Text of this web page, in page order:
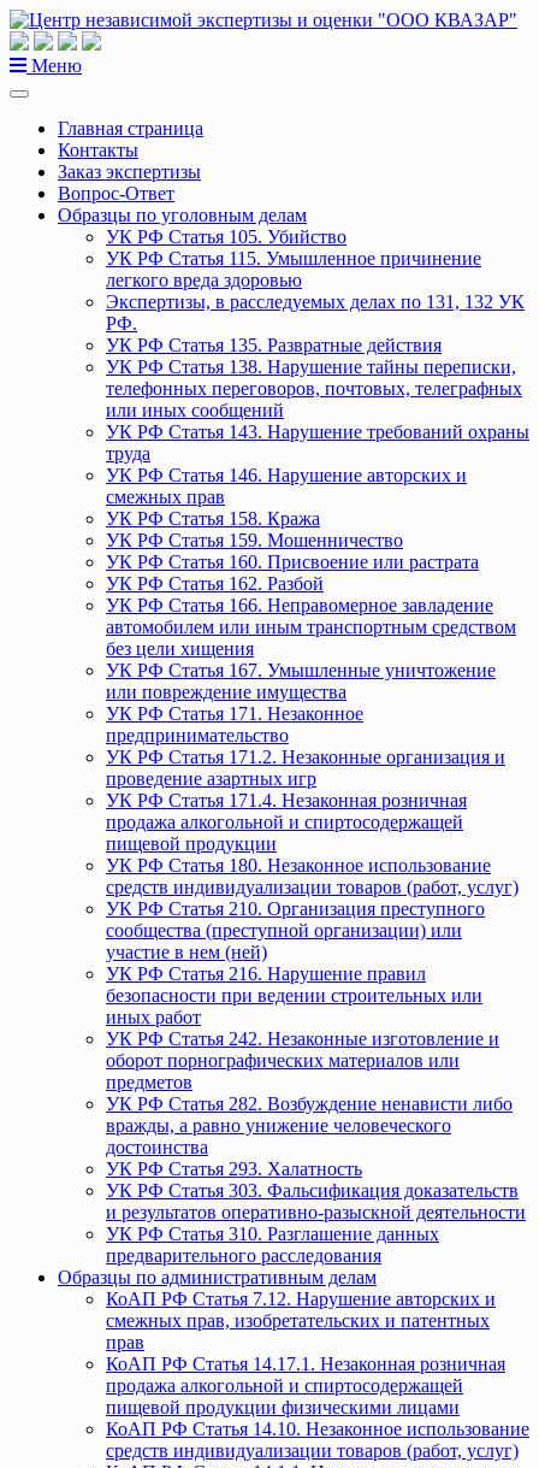
Перейти
к
содержанию
Меню
Главная страница
Контакты
Заказ экспертизы
Вопрос-Ответ
Образцы по уголовным делам
УК РФ Статья 105. Убийство
УК РФ Статья 115. Умышленное причинение
легкого вреда здоровью
Экспертизы, в расследуемых делах по 131, 132 УК
РФ.
УК РФ Статья 135. Развратные действия
УК РФ Статья 138. Нарушение тайны переписки,
телефонных переговоров, почтовых, телеграфных
или иных сообщений
УК РФ Статья 143. Нарушение требований охраны
труда
УК РФ Статья 146. Нарушение авторских и
смежных прав
УК РФ Статья 158. Кража
УК РФ Статья 159. Мошенничество
УК РФ Статья 160. Присвоение или растрата
УК РФ Статья 162. Разбой
УК РФ Статья 166. Неправомерное завладение
автомобилем или иным транспортным средством
без цели хищения
УК РФ Статья 167. Умышленные уничтожение
или повреждение имущества
УК РФ Статья 171. Незаконное
предпринимательство
УК РФ Статья 171.2. Незаконные организация и
проведение азартных игр
УК РФ Статья 171.4. Незаконная розничная
продажа алкогольной и спиртосодержащей
пищевой продукции
УК РФ Статья 180. Незаконное использование
средств индивидуализации товаров (работ, услуг)
УК РФ Статья 210. Организация преступного
сообщества (преступной организации) или
участие в нем (ней)
УК РФ Статья 216. Нарушение правил
безопасности при ведении строительных или
иных работ
УК РФ Статья 242. Незаконные изготовление и
оборот порнографических материалов или
предметов
УК РФ Статья 282. Возбуждение ненависти либо
вражды, а равно унижение человеческого
достоинства
УК РФ Статья 293. Халатность
УК РФ Статья 303. Фальсификация доказательств
и результатов оперативно-разыскной деятельности
УК РФ Статья 310. Разглашение данных
предварительного расследования
Образцы по административным делам
КоАП РФ Статья 7.12. Нарушение авторских и
смежных прав, изобретательских и патентных
прав
КоАП РФ Статья 14.17.1. Незаконная розничная
продажа алкогольной и спиртосодержащей
пищевой продукции физическими лицами
КоАП РФ Статья 14.10. Незаконное использование
средств индивидуализации товаров (работ, услуг)